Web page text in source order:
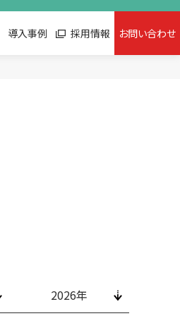
導入事例 採用情報 お問い合わせ
2
0
2
2
D
E
N
K
I
D
O
2026年